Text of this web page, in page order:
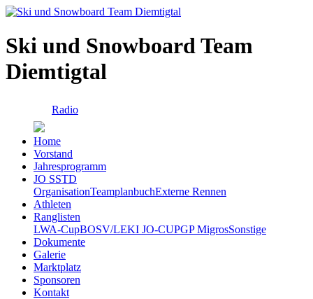
Ski und Snowboard Team
Diemtigtal
Radio
Home
Vorstand
Jahresprogramm
JO SSTD
OrganisationTeamplanbuchExterne Rennen
Athleten
Ranglisten
LWA-CupBOSV/LEKI JO-CUPGP MigrosSonstige
Dokumente
Galerie
Marktplatz
Sponsoren
Kontakt